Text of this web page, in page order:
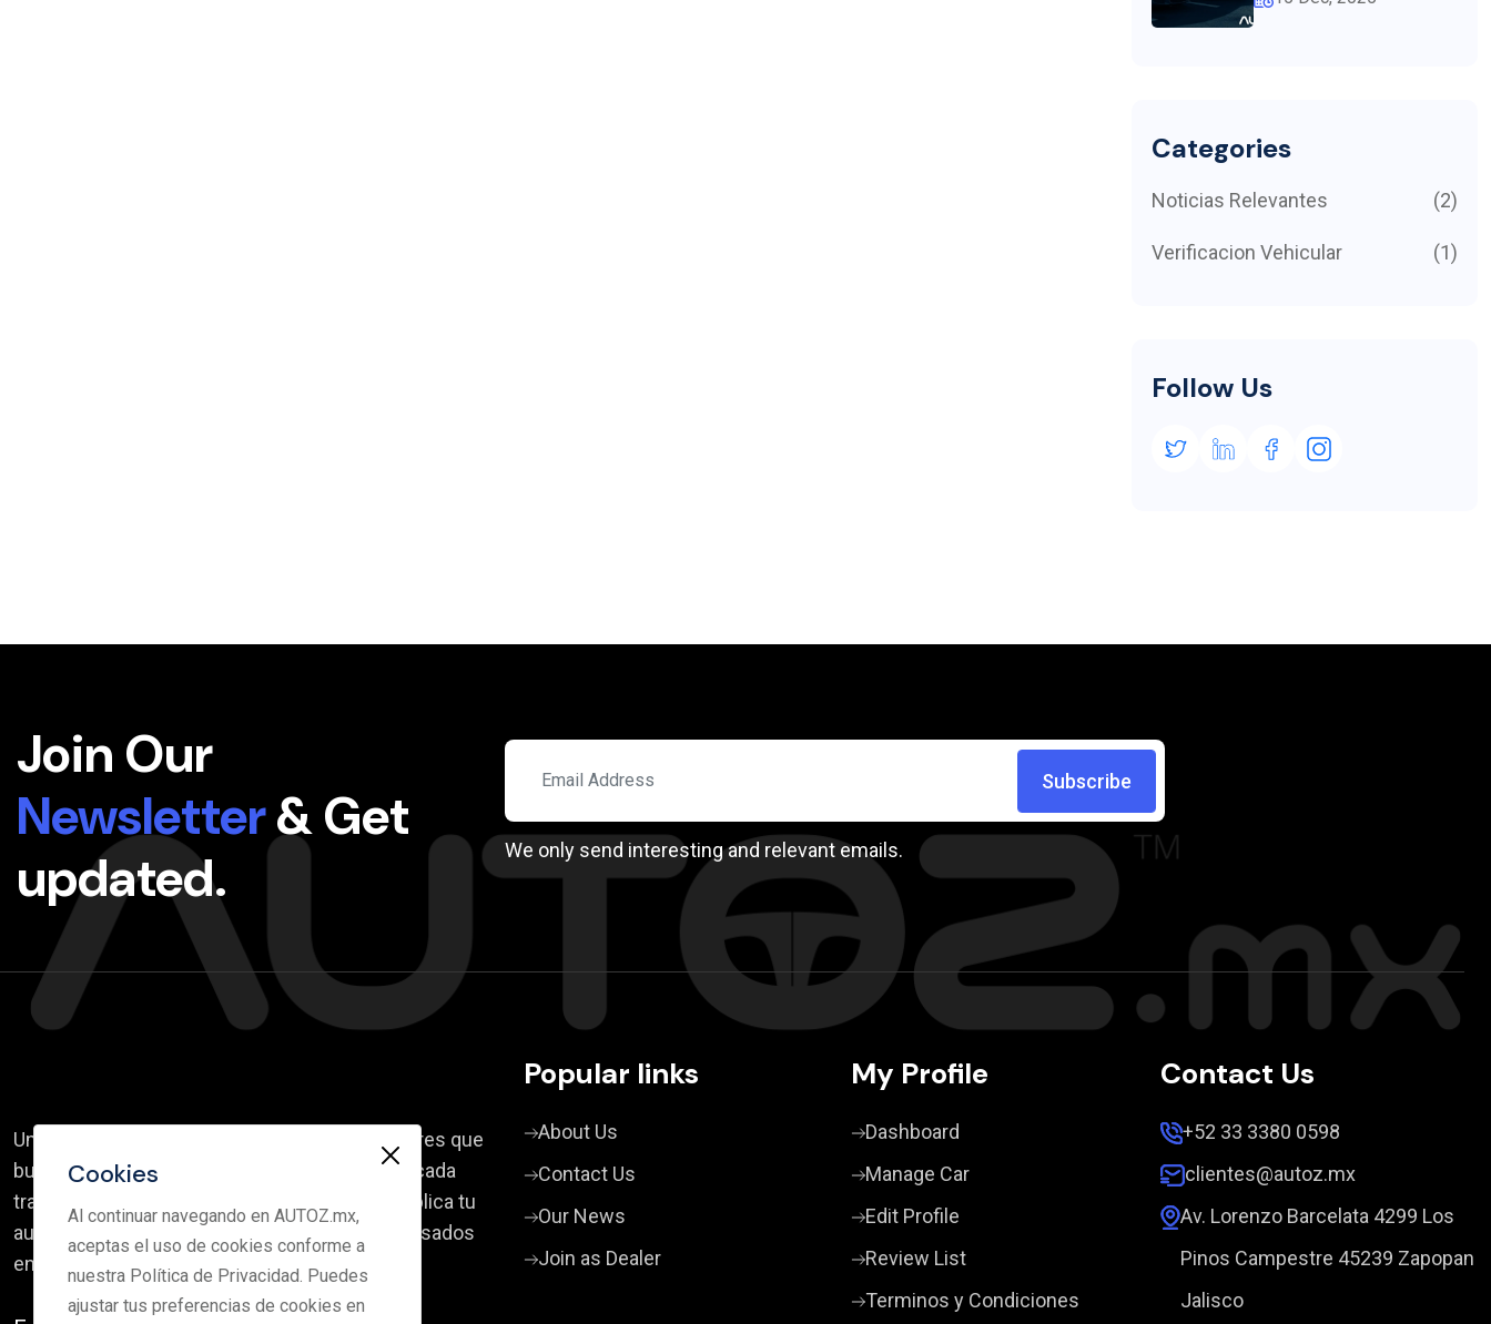
Categories
Noticias Relevantes (2)
Verificacion Vehicular (1)
Follow Us
Join Our
Newsletter& Get
updated.
Subscribe
We only send interesting and relevant emails.
Un portal creado para compradores y vendedores que
buscan transparencia, rapidez y confianza en cada
transacción. Explora vehículos verificados, publica tu
auto en minutos y conecta con miles de interesados
en tiempo real.
Popular links
About Us
Contact Us
Our News
Join as Dealer
My Profile
Dashboard
Manage Car
Edit Profile
Review List
Terminos y Condiciones
Contact Us
+52 33 3380 0598
clientes@autoz.mx
Av. Lorenzo Barcelata 4299 Los
Pinos Campestre 45239 Zapopan
Jalisco
Cookies
Al continuar navegando en AUTOZ.mx,
aceptas el uso de cookies conforme a
nuestra Política de Privacidad. Puedes
ajustar tus preferencias de cookies en